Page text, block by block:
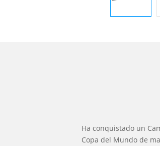
Ha conquistado un
Copa del Mundo de